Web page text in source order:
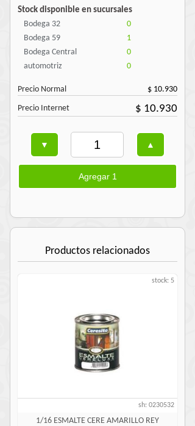
Stock disponible en sucursales
Bodega 32
0
Bodega 59
1
Bodega Central
0
automotriz
0
Precio Normal $ 10.930
Precio Internet $ 10.930
Productos relacionados
stock: 5
sh: 0230532
1/16 ESMALTE CERE AMARILLO REY